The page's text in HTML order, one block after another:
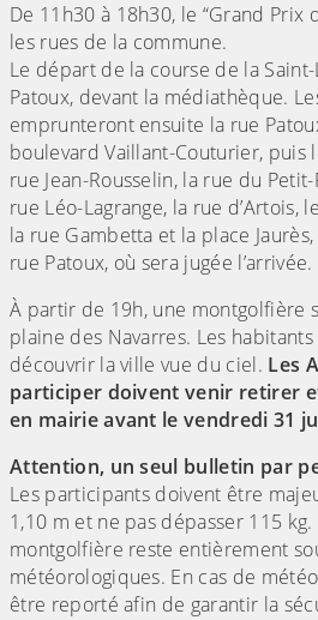
De 11h30 à 18h30, le “Grand Prix
les rues de la commune.
Le départ de la course de la
Patoux, devant la médiathèque.
emprunteront ensuite la rue
boulevard Vaillant-Couturier, puis
rue Jean-Rousselin, la rue du
rue Léo-Lagrange, la rue d’Artois,
la rue Gambetta et la place
rue Patoux, où sera jugée l’arrivée.
À partir de 19h, une montgolfière
plaine des Navarres. Les
découvrir la ville vue du ciel. Les
participer doivent venir retirer
en mairie avant le vendredi 31
Attention, un seul bulletin par
Les participants doivent être
1,10 m et ne pas dépasser 115 kg.
montgolfière reste entièrement
météorologiques. En cas de
être reporté afin de garantir la